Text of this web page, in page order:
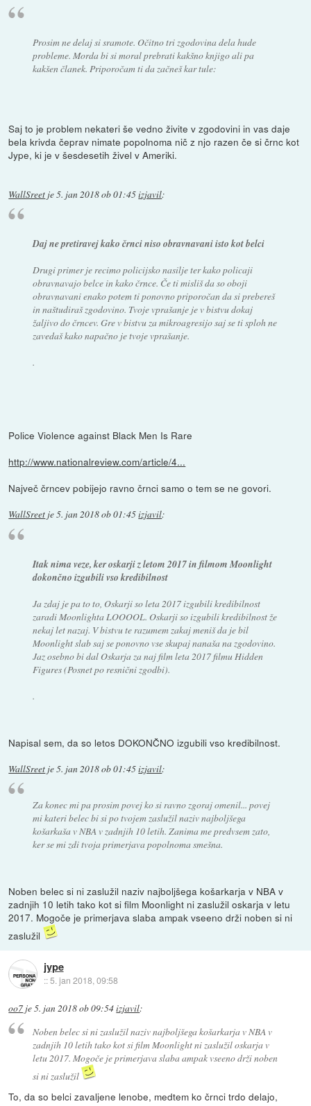
Prosim ne delaj si sramote. Očitno tri zgodovina dela hude
probleme. Morda bi si moral prebrati kakšno knjigo ali pa
kakšen članek. Priporočam ti da začneš kar tule:
Saj to je problem nekateri še vedno živite v zgodovini in vas daje
bela krivda čeprav nimate popolnoma nič z njo razen če si črnc kot
Jype, ki je v šesdesetih živel v Ameriki.
WallSreet je5. jan 2018 ob 01:45izjavil:
Daj ne pretiravej kako črnci niso obravnavani isto kot belci
Drugi primer je recimo policijsko nasilje ter kako policaji
obravnavajo belce in kako črnce. Če ti misliš da so oboji
obravnavani enako potem ti ponovno priporočan da si prebereš
in naštudiraš zgodovino. Tvoje vprašanje je v bistvu dokaj
žaljivo do črncev. Gre v bistvu za mikroagresijo saj se ti sploh ne
zavedaš kako napačno je tvoje vprašanje.
.
Police Violence against Black Men Is Rare
http://www.nationalreview.com/article/4...
Največ črncev pobijejo ravno črnci samo o tem se ne govori.
WallSreet je5. jan 2018 ob 01:45izjavil:
Itak nima veze, ker oskarji z letom 2017 in filmom Moonlight
dokončno izgubili vso kredibilnost
Ja zdaj je pa to to, Oskarji so leta 2017 izgubili kredibilnost
zaradi Moonlighta LOOOOL. Oskarji so izgubili kredibilnost že
nekaj let nazaj. V bistvu te razumem zakaj meniš da je bil
Moonlight slab saj se ponovno vse skupaj nanaša na zgodovino.
Jaz osebno bi dal Oskarja za naj film leta 2017 filmu Hidden
Figures (Posnet po resnični zgodbi).
.
Napisal sem, da so letos DOKONČNO izgubili vso kredibilnost.
WallSreet je5. jan 2018 ob 01:45izjavil:
Za konec mi pa prosim povej ko si ravno zgoraj omenil... povej
mi kateri belec bi si po tvojem zaslužil naziv najboljšega
košarkaša v NBA v zadnjih 10 letih. Zanima me predvsem zato,
ker se mi zdi tvoja primerjava popolnoma smešna.
Noben belec si ni zaslužil naziv najboljšega košarkarja v NBA v
zadnjih 10 letih tako kot si film Moonlight ni zaslužil oskarja v letu
2017. Mogoče je primerjava slaba ampak vseeno drži noben si ni
zaslužil
jype
::5. jan 2018, 09:58
oo7 je5. jan 2018 ob 09:54izjavil:
Noben belec si ni zaslužil naziv najboljšega košarkarja v NBA v
zadnjih 10 letih tako kot si film Moonlight ni zaslužil oskarja v
letu 2017. Mogoče je primerjava slaba ampak vseeno drži noben
si ni zaslužil
To, da so belci zavaljene lenobe, medtem ko črnci trdo delajo,